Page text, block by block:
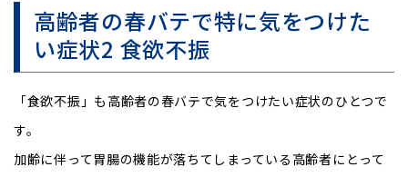
高齢者の春バテで特に気をつけた
い症状2 食欲不振
「食欲不振」も高齢者の春バテで気をつけたい症状のひとつで
す。
加齢に伴って胃腸の機能が落ちてしまっている高齢者にとって